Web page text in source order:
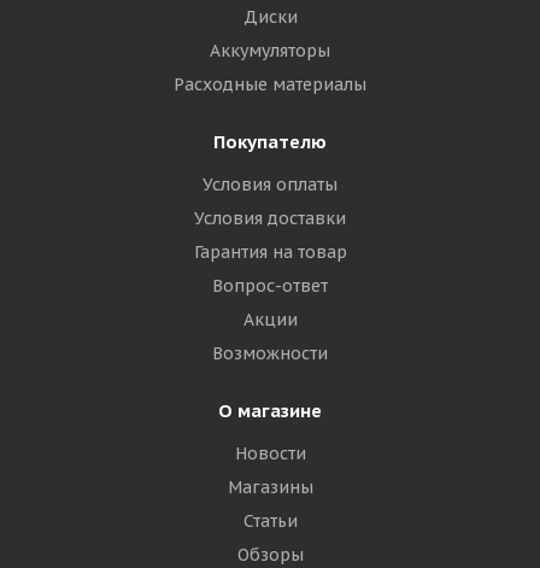
Диски
Аккумуляторы
Расходные материалы
Покупателю
Условия оплаты
Условия доставки
Гарантия на товар
Вопрос-ответ
Акции
Возможности
О магазине
Новости
Магазины
Статьи
Обзоры